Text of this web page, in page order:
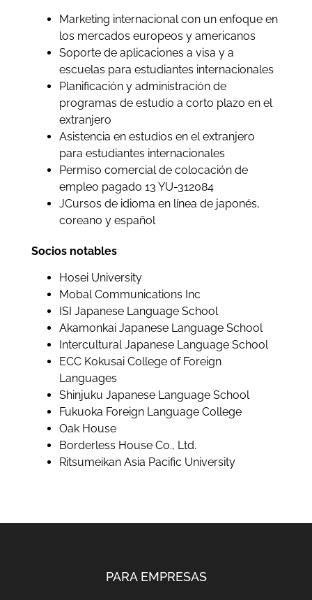
Marketing internacional con un enfoque en
los mercados europeos y americanos
Soporte de aplicaciones a visa y a
escuelas para estudiantes internacionales
Planificación y administración de
programas de estudio a corto plazo en el
extranjero
Asistencia en estudios en el extranjero
para estudiantes internacionales
Permiso comercial de colocación de
empleo pagado 13 YU-312084
JCursos de idioma en línea de japonés,
coreano y español
Socios notables
Hosei University
Mobal Communications Inc
ISI Japanese Language School
Akamonkai Japanese Language School
Intercultural Japanese Language School
ECC Kokusai College of Foreign
Languages
Shinjuku Japanese Language School
Fukuoka Foreign Language College
Oak House
Borderless House Co., Ltd.
Ritsumeikan Asia Pacific University
PARA EMPRESAS